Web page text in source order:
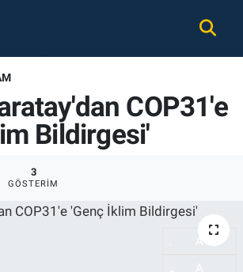
COP31'e
Bildirgesi'
3
GÖSTERIM
Durumu ve Fikstür